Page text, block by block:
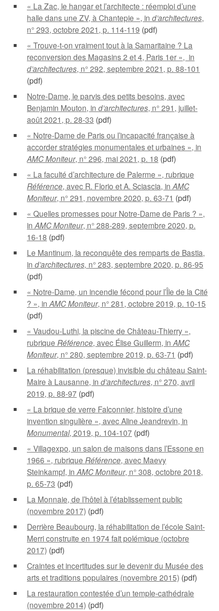
« La Zac, le hangar et l’architecte : réemploi d’une
halle dans une ZV, à Chantepie », in d’architectures,
n° 293, octobre 2021, p. 114-119 (pdf)
« Trouve-t-on vraiment tout à la Samaritaine ? La
reconversion des Magasins 2 et 4, Paris 1er », in
d’architectures, n° 292, septembre 2021, p. 88-101
(pdf)
Notre-Dame, le parvis des petits besoins, avec
Benjamin Mouton, in d’architectures, n° 291, juillet-
août 2021, p. 28-33 (pdf)
« Notre-Dame de Paris ou l’incapacité française à
accorder stratégies monumentales et urbaines », in
AMC Moniteur, n° 296, mai 2021, p. 18 (pdf)
« La faculté d’architecture de Palerme », rubrique
Référence, avec R. Florio et A. Sciascia, in AMC
Moniteur, n° 291, novembre 2020, p. 63-71 (pdf)
« Quelles promesses pour Notre-Dame de Paris ? »,
in AMC Moniteur, n° 288-289, septembre 2020, p.
16-18 (pdf)
Le Mantinum, la reconquête des remparts de Bastia,
in d’architectures, n° 283, septembre 2020, p. 86-95
(pdf)
« Notre-Dame, un incendie fécond pour l’Île de la Cité
? », in AMC Moniteur, n° 281, octobre 2019, p. 10-15
(pdf)
« Vaudou-Luthi, la piscine de Château-Thierry »,
rubrique Référence, avec Élise Guillerm, in AMC
Moniteur, n° 280, septembre 2019, p. 63-71 (pdf)
La réhabilitation (presque) invisible du château Saint-
Maire à Lausanne, in d’architectures, n° 270, avril
2019, p. 88-97 (pdf)
« La brique de verre Falconnier, histoire d’une
invention singulière », avec Aline Jeandrevin, in
Monumental, 2019, p. 104-107 (pdf)
« Villagexpo, un salon de maisons dans l’Essone en
1966 », rubrique Référence, avec Maevy
Steinkampf, in AMC Moniteur, n° 308, octobre 2018,
p. 65-73 (pdf)
La Monnaie, de l’hôtel à l’établissement public
(novembre 2017) (pdf)
Derrière Beaubourg, la réhabilitation de l’école Saint-
Merri construite en 1974 fait polémique (octobre
2017) (pdf)
Craintes et incertitudes sur le devenir du Musée des
arts et traditions populaires (novembre 2015) (pdf)
La restauration contestée d’un temple-cathédrale
(novembre 2014) (pdf)